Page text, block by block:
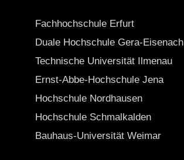
Fachhochschule Erfurt
Duale Hochschule Gera-Eisenach
Technische Universität Ilmenau
Ernst-Abbe-Hochschule Jena
Hochschule Nordhausen
Hochschule Schmalkalden
Bauhaus-Universität Weimar